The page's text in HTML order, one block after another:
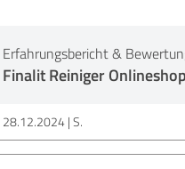
Erfahrungsbericht &
Finalit Reiniger Onlineshop
28.12.2024 S.